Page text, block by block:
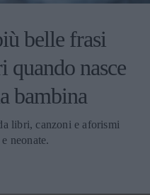
belle frasi
quando nasce
bambina
libri, canzoni e aforismi
neonate.